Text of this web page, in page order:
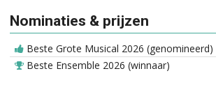
Nominaties & prijzen
Beste Grote Musical 2026 (genomineerd)
Beste Ensemble 2026 (winnaar)